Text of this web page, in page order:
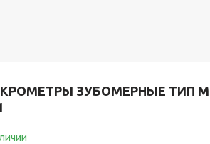
ЗУБОМЕРНЫЕ ТИП